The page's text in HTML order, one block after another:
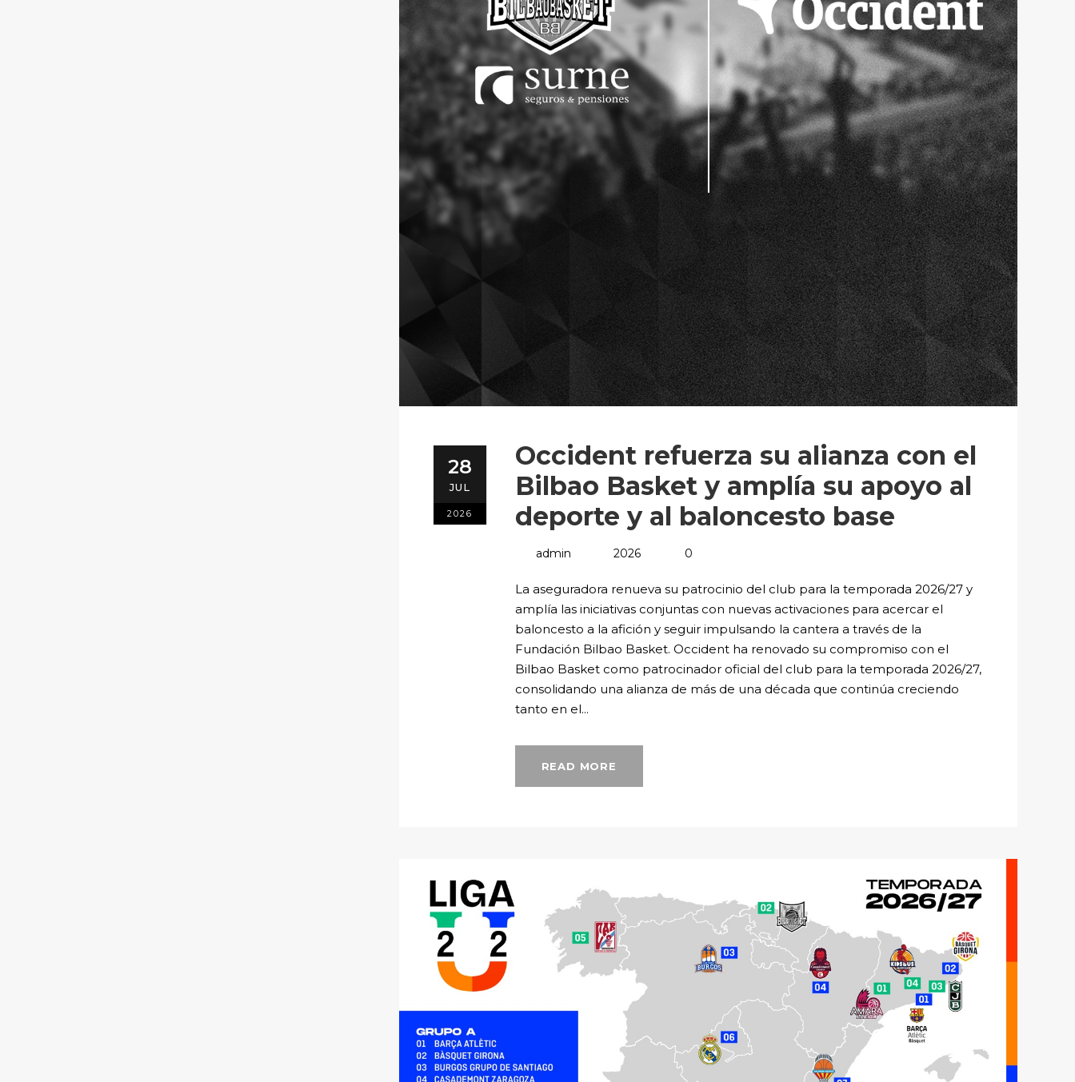
28
JUL
2026
Occident refuerza su alianza con el
Bilbao Basket y amplía su apoyo al
deporte y al baloncesto base
admin 2026 0
La aseguradora renueva su patrocinio del club para la temporada 2026/27 y
amplía las iniciativas conjuntas con nuevas activaciones para acercar el
baloncesto a la afición y seguir impulsando la cantera a través de la
Fundación Bilbao Basket. Occident ha renovado su compromiso con el
Bilbao Basket como patrocinador oficial del club para la temporada 2026/27,
consolidando una alianza de más de una década que continúa creciendo
tanto en el...
READ MORE